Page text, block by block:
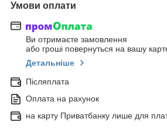
Умови оплати
Ви отримаєте замовлення
або гроші повернуться на вашу
Детальніше
Післяплата
Оплата на рахунок
на карту Приватбанку лише для